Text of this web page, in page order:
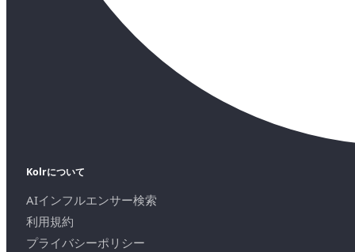
Kolrについて
AIインフルエンサー検索
利用規約
プライバシーポリシー